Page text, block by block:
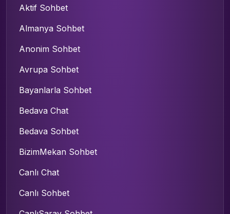
Aktif Sohbet
Almanya Sohbet
Anonim Sohbet
Avrupa Sohbet
Bayanlarla Sohbet
Bedava Chat
Bedava Sohbet
BizimMekan Sohbet
Canlı Chat
Canlı Sohbet